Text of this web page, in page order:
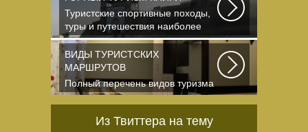
Туристские спортивные походы,
туры и путешествия наиболее
полно и органично...
ВИДЫ ТУРИСТСКИХ
МАРШРУТОВ
Полный перечень видов туризма
официально
классифицированных...
Из Твиттера на тему